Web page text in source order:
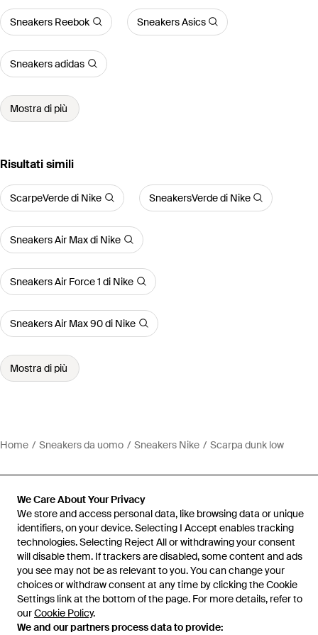
We Care About Your Privacy
We store and access personal data, like browsing data or unique
identifiers, on your device. Selecting I Accept enables tracking
technologies. Selecting Reject All or withdrawing your consent
will disable them. If trackers are disabled, some content and ads
you see may not be as relevant to you. You can change your
choices or withdraw consent at any time by clicking the Cookie
Settings link at the bottom of the page. For more details, refer to
ourCookie Policy.
We and our partners process data to provide:
Sneakers Reebok Sneakers Asics
Sneakers adidas
Mostra di più
Risultati simili
ScarpeVerde di Nike SneakersVerde di Nike
Sneakers Air Max di Nike
Sneakers Air Force 1 di Nike
Sneakers Air Max 90 di Nike
Mostra di più
Home Sneakers da uomo Sneakers Nike Scarpa dunk low
Assistenza e info